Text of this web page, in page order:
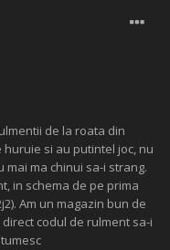
de la roata din
si au putintel joc, nu
ma chinui sa-i strang.
in schema de pe prima
Am un magazin bun de
codul de rulment sa-i